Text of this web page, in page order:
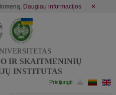
Daugiau informacijos ✕
IR SKAITMENINIŲ
INSTITUTAS